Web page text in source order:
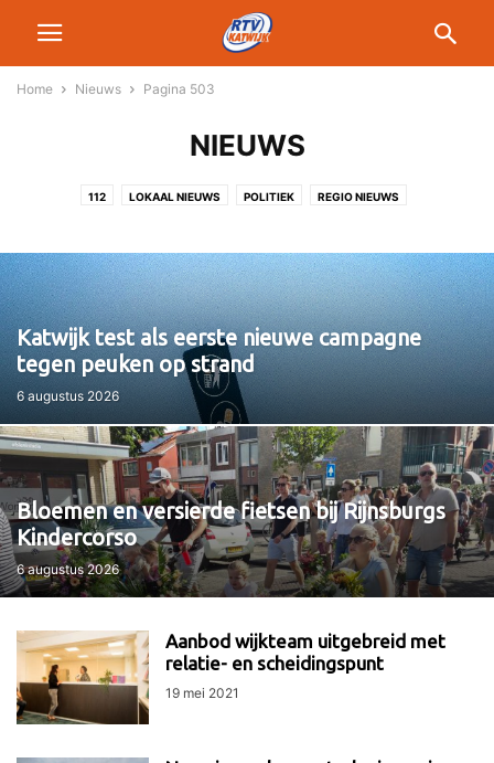
Home Nieuws Pagina 503
NIEUWS
112 LOKAAL NIEUWS POLITIEK REGIO NIEUWS
Katwijk test als eerste nieuwe campagne
tegen peuken op strand
6 augustus 2026
Bloemen en versierde fietsen bij Rijnsburgs
Kindercorso
6 augustus 2026
Aanbod wijkteam uitgebreid met
relatie- en scheidingspunt
19 mei 2021